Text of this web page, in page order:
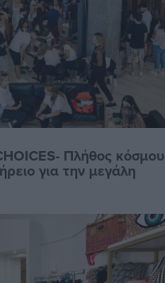
Πλήθος κόσμου
για την μεγάλη